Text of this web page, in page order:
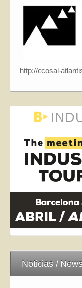
http://ecosal-
Noticias / News